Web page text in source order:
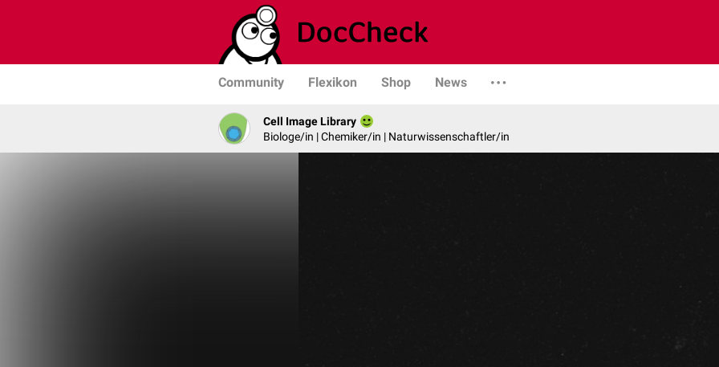
Community Flexikon Shop News
Cell Image Library
Biologe/in | Chemiker/in | Naturwissenschaftler/in